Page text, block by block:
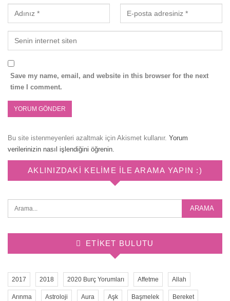
Save my name, email, and website in this browser for the next
time I comment.
Bu site istenmeyenleri azaltmak için Akismet kullanır. Yorum
verilerinizin nasıl işlendiğini öğrenin.
AKLINIZDAKI KELIME ILE ARAMA YAPIN :)
ETIKET BULUTU
2017 2018 2020 Burç Yorumları Affetme Allah
Arınma Astroloji Aura Aşk Başmelek Bereket